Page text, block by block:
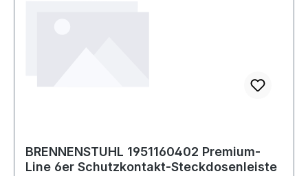
BRENNENSTUHL 1951160402 Premium-
Line 6er Schutzkontakt-Steckdosenleiste